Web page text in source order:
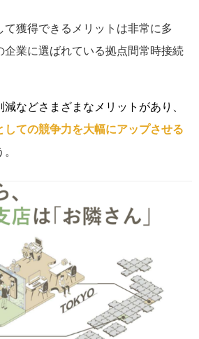
て獲得できるメリットは非常に多
企業に選ばれている拠点間常時接続
などさまざまなメリットがあり、
しての競争力を大幅にアップさせる